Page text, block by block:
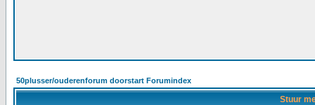
50plusser/ouderenforum doorstart Forumindex
Stuur